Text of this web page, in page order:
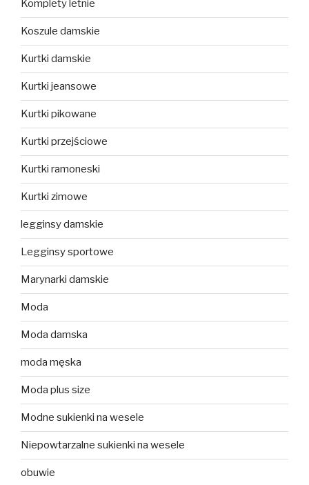
Komplety letnie
Koszule damskie
Kurtki damskie
Kurtki jeansowe
Kurtki pikowane
Kurtki przejściowe
Kurtki ramoneski
Kurtki zimowe
legginsy damskie
Legginsy sportowe
Marynarki damskie
Moda
Moda damska
moda męska
Moda plus size
Modne sukienki na wesele
Niepowtarzalne sukienki na wesele
obuwie